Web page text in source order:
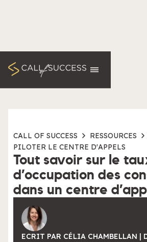
CALL OF SUCCESS RESSOURCES
PILOTER LE CENTRE D'APPELS
Tout savoir sur le
d’occupation des
dans un centre
ECRIT PAR CÉLIA CHAMBELLAN |